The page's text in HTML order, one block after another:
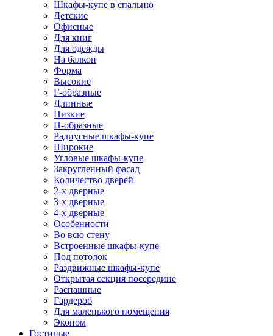
Шкафы-купе в спальню
Детские
Офисные
Для книг
Для одежды
На балкон
Форма
Высокие
Г-образные
Длинные
Низкие
П-образные
Радиусные шкафы-купе
Широкие
Угловые шкафы-купе
Закругленный фасад
Количество дверей
2-х дверные
3-х дверные
4-х дверные
Особенности
Во всю стену
Встроенные шкафы-купе
Под потолок
Раздвижные шкафы-купе
Открытая секция посередине
Распашные
Гардероб
Для маленького помещения
Эконом
Гостиные